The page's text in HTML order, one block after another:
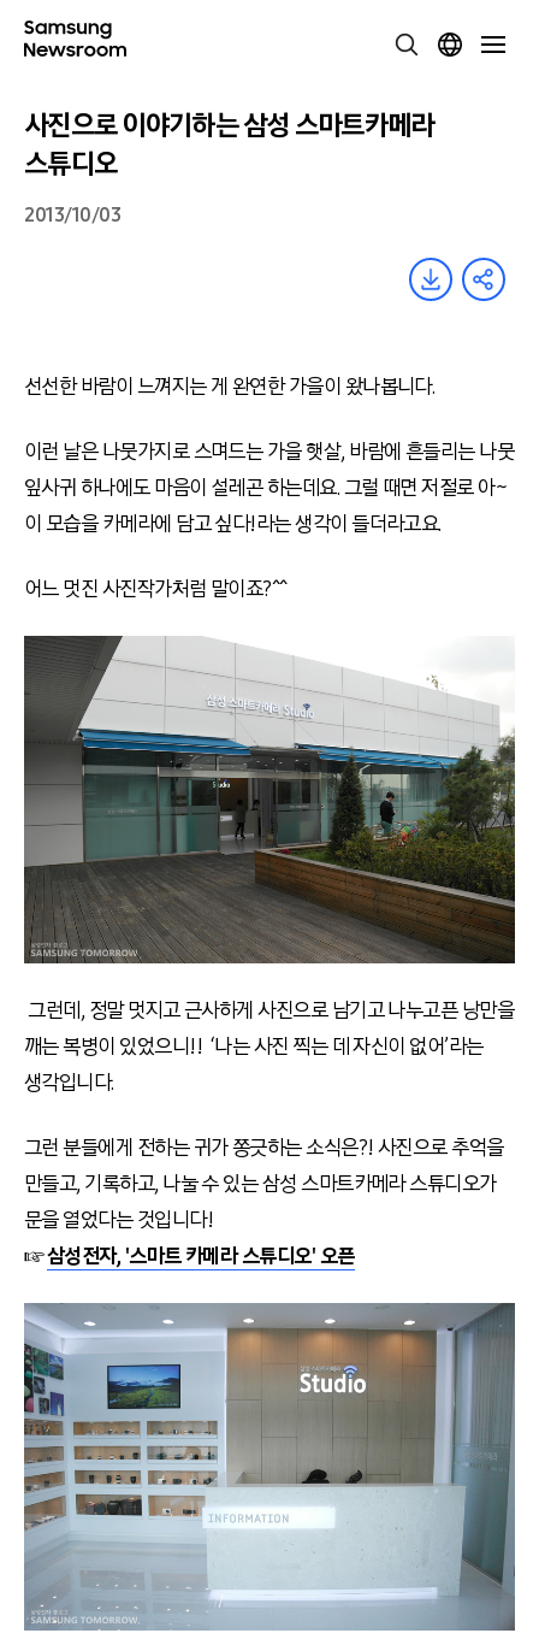
사진으로 이야기하는 삼성 스마트카메라
스튜디오
2013/10/03
선선한 바람이 느껴지는 게 완연한 가을이 왔나봅니다.
이런 날은 나뭇가지로 스며드는 가을 햇살, 바람에 흔들리는 나뭇
잎사귀 하나에도 마음이 설레곤 하는데요. 그럴 때면 저절로 아~
이 모습을 카메라에 담고 싶다!라는 생각이 들더라고요.
어느 멋진 사진작가처럼 말이죠?^^
그런데, 정말 멋지고 근사하게 사진으로 남기고 나누고픈 낭만을
깨는 복병이 있었으니!! ‘나는 사진 찍는 데 자신이 없어’라는
생각입니다.
그런 분들에게 전하는 귀가 쫑긋하는 소식은?! 사진으로 추억을
만들고, 기록하고, 나눌 수 있는 삼성 스마트카메라 스튜디오가
문을 열었다는 것입니다!
☞삼성전자, '스마트 카메라스튜디오'오픈